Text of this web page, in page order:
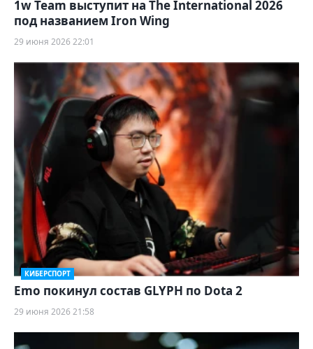
1w Team выступит на The International 2026
под названием Iron Wing
29 июня 2026 22:01
КИБЕРСПОРТ
Emo покинул состав GLYPH по Dota 2
29 июня 2026 21:58